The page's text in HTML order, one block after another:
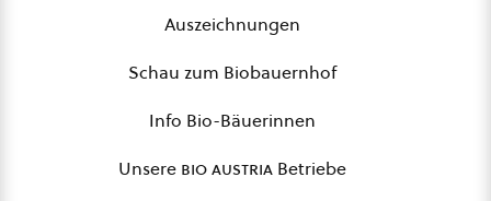
Auszeichnungen
Schau zum Biobauernhof
Info Bio-Bäuerinnen
Unsere bio austria Betriebe